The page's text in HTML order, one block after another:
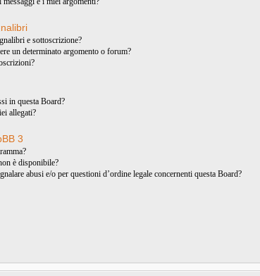
e sottoscrizione?
un determinato argomento o forum?
in questa Board?
allegati?
3
è disponibile?
abusi e/o per questioni d’ordine legale concernenti questa Board?